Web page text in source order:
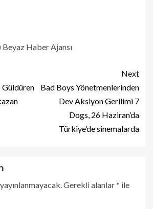
Haber Ajansı
Güldüren
Next
Bad Boys Yönetmenlerinden
Dev Aksiyon Gerilimi 7
Dogs, 26 Haziran’da
Türkiye’de sinemalarda
Gerekli alanlar* ile